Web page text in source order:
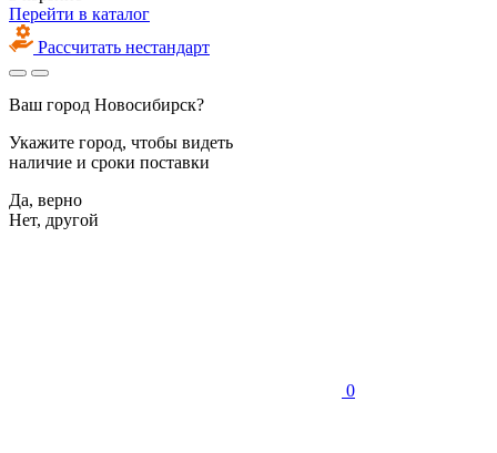
Перейти в каталог
Рассчитать нестандарт
Ваш город Новосибирск?
Укажите город, чтобы видеть
наличие и сроки поставки
Да, верно
Нет, другой
0